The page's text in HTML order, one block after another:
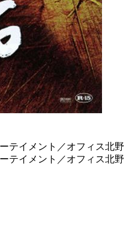
テイメント／オフィス北野
テイメント／オフィス北野